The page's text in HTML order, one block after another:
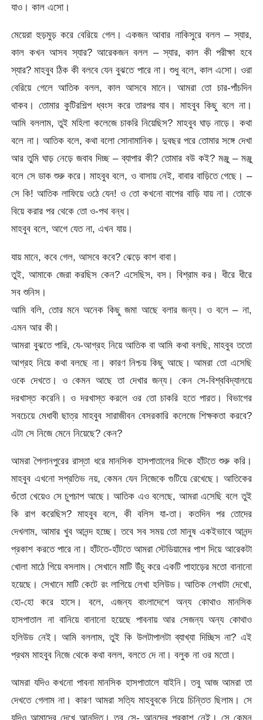
যাও। কাল এসো।
মেয়েরা হুড়মুড় করে বেরিয়ে গেল। একজন আবার নাকিসুরে বলল – স্যার,
কাল কখন আসব স্যার? আরেকজন বলল – স্যার, কাল কী পরীক্ষা হবে
স্যার? মাহবুব ঠিক কী বলবে যেন বুঝতে পারে না। শুধু বলে, কাল এসো। ওরা
বেরিয়ে গেলে আতিক বলল, কাল আসবে মানে। আমরা তো চার-পাঁচদিন
থাকব। তোমার কুটিরশিল্প ধ্বংস করে তারপর যাব। মাহবুব কিছু বলে না।
আমি বললাম, তুই মহিলা কলেজে চাকরি নিয়েছিস? মাহবুব ঘাড় নাড়ে। কথা
বলে না। আতিক বলে, কথা বলো সোনামানিক। দুবছর পরে তোমার সঙ্গে দেখা
আর তুমি ঘাড় নেড়ে জবাব দিচ্ছ – ব্যাপার কী? তোমার বউ কই? মঞ্জু – মঞ্জু
বলে সে ডাক শুরু করে। মাহবুব বলে, ও বাসায় নেই, বাবার বাড়িতে গেছে। –
সে কি! আতিক লাফিয়ে ওঠে যেন! ও তো কখনো বাপের বাড়ি যায় না। তোকে
বিয়ে করার পর থেকে তো ও-পথ বন্ধ।
মাহবুব বলে, আগে যেত না, এখন যায়।
যায় মানে, কবে গেল, আসবে কবে? ঝেড়ে কাশ বাবা।
তুই, আমাকে জেরা করছিস কেন? এসেছিস, বস। বিশ্রাম কর। ধীরে ধীরে
সব শুনিস।
আমি বলি, তোর মনে অনেক কিছু জমা আছে বলার জন্য। ও বলে – না,
এমন আর কী।
আমরা বুঝতে পারি, যে-আগ্রহ নিয়ে আতিক বা আমি কথা বলছি, মাহবুব ততো
আগ্রহ নিয়ে কথা বলছে না। কারণ নিশ্চয় কিছু আছে। আমরা তো এসেছি
ওকে দেখতে। ও কেমন আছে তা দেখার জন্য। কেন সে-বিশ্ববিদ্যালয়ে
দরখাস্ত করেনি। ও দরখাস্ত করলে ওর তো চাকরি হতে পারত। বিভাগের
সবচেয়ে মেধাবী ছাত্র মাহবুব সারাজীবন বেসরকারি কলেজে শিক্ষকতা করবে?
এটা সে নিজে মেনে নিয়েছে? কেন?
আমরা পৈলানপুরের রাস্তা ধরে মানসিক হাসপাতালের দিকে হাঁটতে শুরু করি।
মাহবুব এখনো সপ্রতিভ নয়, কেমন যেন নিজেকে গুটিয়ে রেখেছে। আতিকের
গুঁতো খেয়েও সে চুপচাপ আছে। আতিক এও বলেছে, আমরা এসেছি বলে তুই
কি রাগ করেছিস? মাহবুব বলে, কী বলিস যা-তা। কতদিন পর তোদের
দেখলাম, আমার খুব আনন্দ হচ্ছে। তবে সব সময় তো মানুষ একইভাবে আনন্দ
প্রকাশ করতে পারে না। হাঁটতে-হাঁটতে আমরা স্টেডিয়ামের পাশ দিয়ে আরেকটা
খোলা মাঠে গিয়ে বসলাম। সেখানে মাটি উঁচু করে একটি পাহাড়ের মতো বানানো
হয়েছে। সেখানে মাটি কেটে রং লাগিয়ে লেখা হলিউড। আতিক লেখাটা দেখো,
হো-হো করে হাসে। বলে, এজন্য বাংলাদেশে অন্য কোথাও মানসিক
হাসপাতাল না বানিয়ে বানানো হয়েছে পাবনায় আর সেজন্য অন্য কোথাও
হলিউড নেই। আমি বললাম, তুই কি উলটাপালটা ব্যাখ্যা দিচ্ছিস না? এই
প্রথম মাহবুব নিজে থেকে কথা বলল, বলতে দে না। বলুক না ওর মতো।
আমরা যদিও কখনো পাবনা মানসিক হাসপাতালে যাইনি। তবু আজ আমরা তা
দেখতে গেলাম না। কারণ আমরা সত্যি মাহবুবকে নিয়ে চিন্তিত ছিলাম। সে